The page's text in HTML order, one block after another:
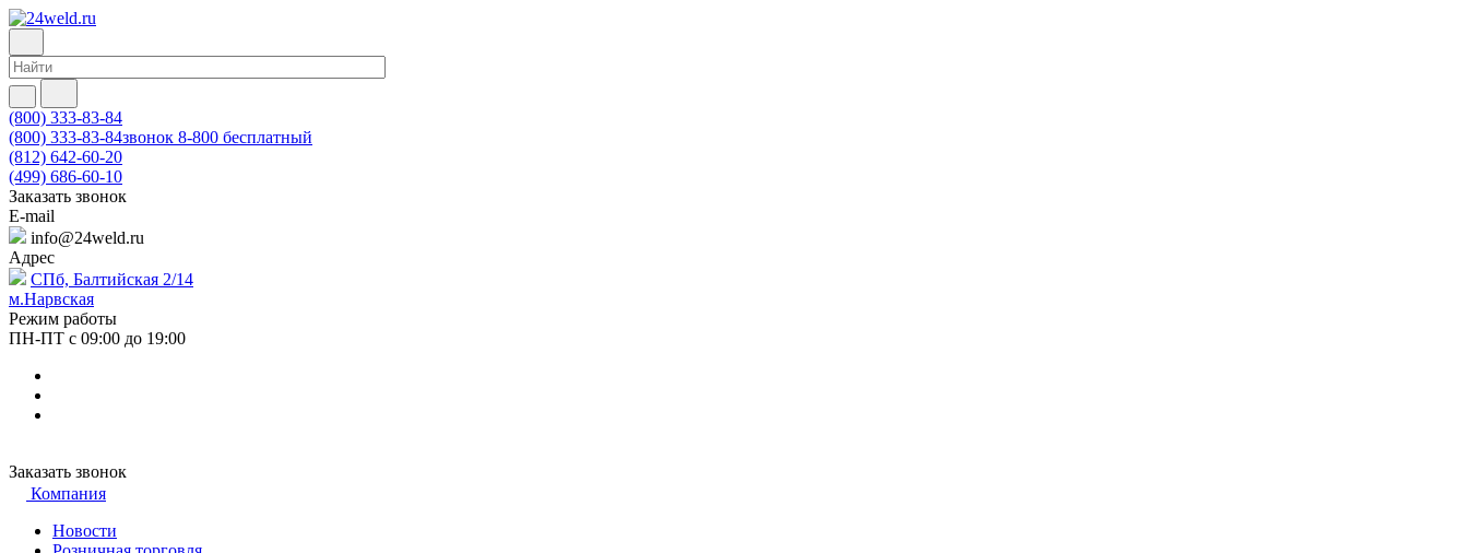
(800) 333-83-84
(800) 333-83-84звонок 8-800 бесплатный
(812) 642-60-20
(499) 686-60-10
Заказать звонок
E-mail
info@24weld.ru
Адрес
СПб, Балтийская 2/14
м.Нарвская
Режим работы
ПН-ПТ с 09:00 до 19:00
Заказать звонок
Компания
Новости